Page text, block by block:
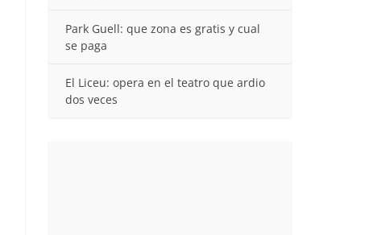
Park Guell: que zona es gratis y cual
se paga
El Liceu: opera en el teatro que ardio
dos veces